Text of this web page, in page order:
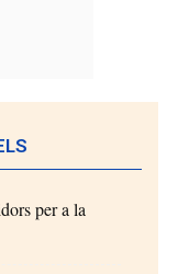
per a la